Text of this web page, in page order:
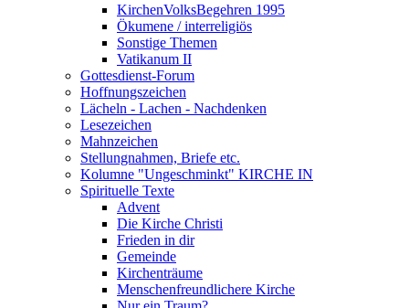
KirchenVolksBegehren 1995
Ökumene / interreligiös
Sonstige Themen
Vatikanum II
Gottesdienst-Forum
Hoffnungszeichen
Lächeln - Lachen - Nachdenken
Lesezeichen
Mahnzeichen
Stellungnahmen, Briefe etc.
Kolumne "Ungeschminkt" KIRCHE IN
Spirituelle Texte
Advent
Die Kirche Christi
Frieden in dir
Gemeinde
Kirchenträume
Menschenfreundlichere Kirche